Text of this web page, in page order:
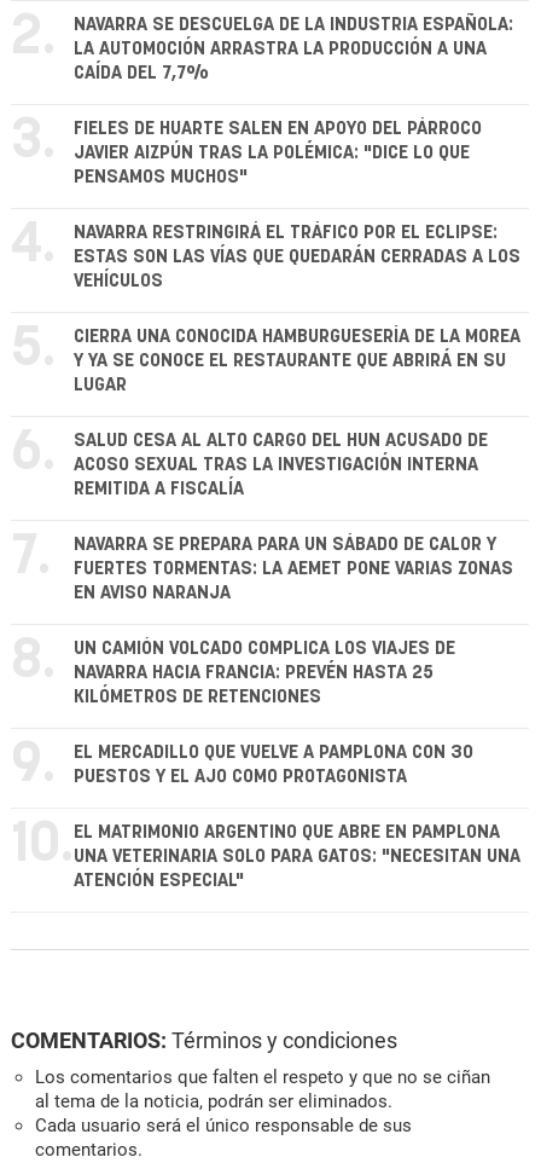
2.
NAVARRA SE DESCUELGA DE LA INDUSTRIA ESPAÑOLA:
LA AUTOMOCIÓN ARRASTRA LA PRODUCCIÓN A UNA
CAÍDA DEL 7,7%
3.
FIELES DE HUARTE SALEN EN APOYO DEL PÁRROCO
JAVIER AIZPÚN TRAS LA POLÉMICA: "DICE LO QUE
PENSAMOS MUCHOS"
4.
NAVARRA RESTRINGIRÁ EL TRÁFICO POR EL ECLIPSE:
ESTAS SON LAS VÍAS QUE QUEDARÁN CERRADAS A LOS
VEHÍCULOS
5.
CIERRA UNA CONOCIDA HAMBURGUESERÍA DE LA MOREA
Y YA SE CONOCE EL RESTAURANTE QUE ABRIRÁ EN SU
LUGAR
6.
SALUD CESA AL ALTO CARGO DEL HUN ACUSADO DE
ACOSO SEXUAL TRAS LA INVESTIGACIÓN INTERNA
REMITIDA A FISCALÍA
7.
NAVARRA SE PREPARA PARA UN SÁBADO DE CALOR Y
FUERTES TORMENTAS: LA AEMET PONE VARIAS ZONAS
EN AVISO NARANJA
8.
UN CAMIÓN VOLCADO COMPLICA LOS VIAJES DE
NAVARRA HACIA FRANCIA: PREVÉN HASTA 25
KILÓMETROS DE RETENCIONES
9.
EL MERCADILLO QUE VUELVE A PAMPLONA CON 30
PUESTOS Y EL AJO COMO PROTAGONISTA
10. EL MATRIMONIO ARGENTINO QUE ABRE EN PAMPLONA
UNA VETERINARIA SOLO PARA GATOS: "NECESITAN UNA
ATENCIÓN ESPECIAL"
COMENTARIOS: Términos y condiciones
Los comentarios que falten el respeto y que no se ciñan
al tema de la noticia, podrán ser eliminados.
Cada usuario será el único responsable de sus
comentarios.